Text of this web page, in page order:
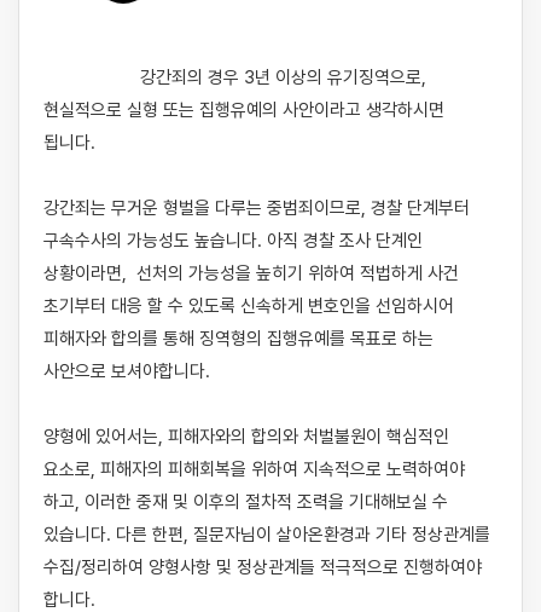
현실적으로 실형 또는 집행유예의 사안이라고 생각하시면
됩니다.
강간죄는 무거운 형벌을 다루는 중범죄이므로, 경찰 단계부터
구속수사의 가능성도 높습니다. 아직 경찰 조사 단계인
상황이라면,  선처의 가능성을 높히기 위하여 적법하게 사건
초기부터 대응 할 수 있도록 신속하게 변호인을 선임하시어
피해자와 합의를 통해 징역형의 집행유예를 목표로 하는
사안으로 보셔야합니다.
양형에 있어서는, 피해자와의 합의와 처벌불원이 핵심적인
요소로, 피해자의 피해회복을 위하여 지속적으로 노력하여야
하고, 이러한 중재 및 이후의 절차적 조력을 기대해보실 수
있습니다. 다른 한편, 질문자님이 살아온환경과 기타 정상관계를
수집/정리하여 양형사항 및 정상관계들 적극적으로 진행하여야
합니다.